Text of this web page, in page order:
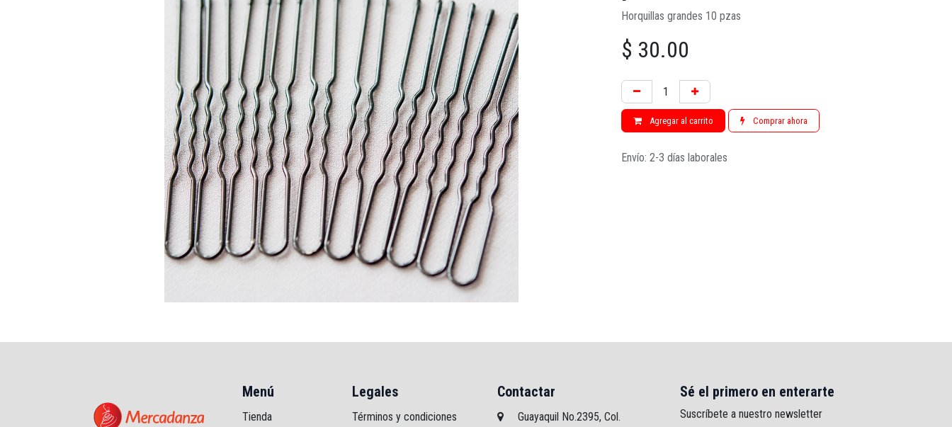
Horquillas grandes 10 pzas
$ 30.00
Agregar al carrito Comprar ahora
Envío: 2-3 días laborales
Sé el primero en enterarte
Suscríbete a nuestro newsletter
Contactar
Guayaquil No.2395, Col.
Legales
Términos y condiciones
Menú
Tienda